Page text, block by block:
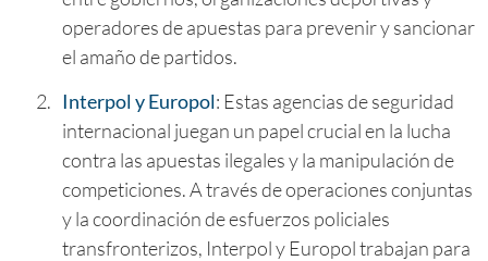
operadores de apuestas para prevenir y sancionar
el amaño de partidos.
2. Interpol y Europol: Estas agencias de seguridad
internacional juegan un papel crucial en la lucha
contra las apuestas ilegales y la manipulación de
competiciones. A través de operaciones conjuntas
y la coordinación de esfuerzos policiales
transfronterizos, Interpol y Europol trabajan para